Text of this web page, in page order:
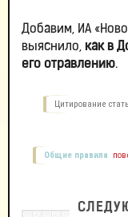
Добавим, ИА
выяснило, как в
его отравлению.
Цитирование
Общие правила